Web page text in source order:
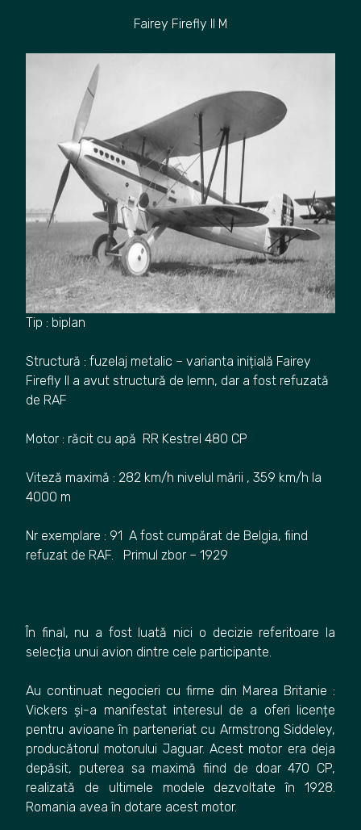
Fairey Firefly II M
Tip : biplan
Structură : fuzelaj metalic – varianta inițială Fairey
Firefly II a avut structură de lemn, dar a fost refuzată
de RAF
Motor : răcit cu apă RR Kestrel 480 CP
Viteză maximă : 282 km/h nivelul mării , 359 km/h la
4000 m
Nr exemplare : 91 A fost cumpărat de Belgia, fiind
refuzat de RAF. Primul zbor – 1929
În final, nu a fost luată nici o decizie referitoare la
selecția unui avion dintre cele participante.
Au continuat negocieri cu firme din Marea Britanie :
Vickers și-a manifestat interesul de a oferi licențe
pentru avioane în parteneriat cu Armstrong Siddeley,
producătorul motorului Jaguar. Acest motor era deja
depăsit, puterea sa maximă fiind de doar 470 CP,
realizată de ultimele modele dezvoltate în 1928.
Romania avea în dotare acest motor.